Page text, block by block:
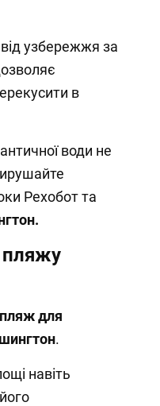
узбережжя за
в
води не
Рехобот та
.
пляжу
для
.
навіть